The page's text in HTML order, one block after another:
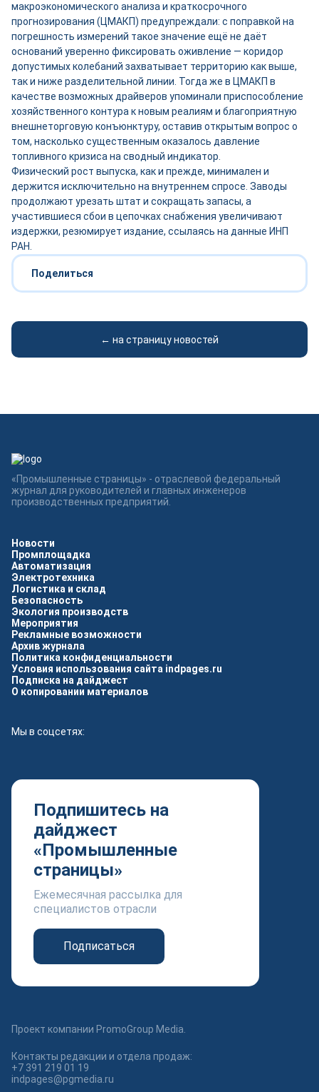
макроэкономического анализа и краткосрочного
прогнозирования (ЦМАКП) предупреждали: с поправкой на
погрешность измерений такое значение ещё не даёт
оснований уверенно фиксировать оживление — коридор
допустимых колебаний захватывает территорию как выше,
так и ниже разделительной линии. Тогда же в ЦМАКП в
качестве возможных драйверов упоминали приспособление
хозяйственного контура к новым реалиям и благоприятную
внешнеторговую конъюнктуру, оставив открытым вопрос о
том, насколько существенным оказалось давление
топливного кризиса на сводный индикатор.
Физический рост выпуска, как и прежде, минимален и
держится исключительно на внутреннем спросе. Заводы
продолжают урезать штат и сокращать запасы, а
участившиеся сбои в цепочках снабжения увеличивают
издержки, резюмирует издание, ссылаясь на данные ИНП
РАН.
Поделиться
← на страницу новостей
Новости
Промплощадка
Автоматизация
Электротехника
Логистика и склад
Безопасность
Экология производств
Мероприятия
Рекламные возможности
Архив журнала
Политика конфиденциальности
Условия использования сайта indpages.ru
Подписка на дайджест
О копировании материалов
Мы в соцсетях:
Подпишитесь на
дайджест
«Промышленные
страницы»
Ежемесячная рассылка для
специалистов отрасли
Подписаться
«Промышленные страницы» - отраслевой федеральный
журнал для руководителей и главных инженеров
производственных предприятий.
Проект компании PromoGroup Media.
Контакты редакции и отдела продаж:
+7 391 219 01 19
indpages@pgmedia.ru